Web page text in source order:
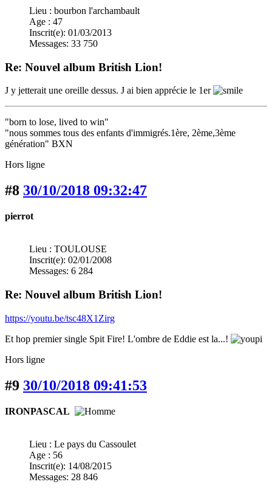
Lieu : bourbon l'archambault
Age : 47
Inscrit(e): 01/03/2013
Messages: 33 750
Re: Nouvel album British Lion!
J y jetterait une oreille dessus. J ai bien apprécie le 1er
"born to lose, lived to win"
"nous sommes tous des enfants d'immigrés.1ère, 2ème,3ème
génération" BXN
Hors ligne
#8 30/10/2018 09:32:47
pierrot
Lieu : TOULOUSE
Inscrit(e): 02/01/2008
Messages: 6 284
Re: Nouvel album British Lion!
https://youtu.be/tsc48X1Zirg
Et hop premier single Spit Fire! L'ombre de Eddie est la...!
Hors ligne
#9 30/10/2018 09:41:53
IRONPASCAL
Lieu : Le pays du Cassoulet
Age : 56
Inscrit(e): 14/08/2015
Messages: 28 846